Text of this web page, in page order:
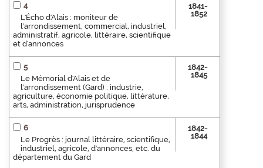
4
L'Écho d'Alais : moniteur de
l'arrondissement, commercial, industriel,
administratif, agricole, littéraire, scientifique
et d'annonces
1841-
1852
5
Le Mémorial d'Alais et de
l'arrondissement (Gard) : industrie,
agriculture, économie politique, littérature,
arts, administration, jurisprudence
1842-
1845
6
Le Progrès : journal littéraire, scientifique,
industriel, agricole, d'annonces, etc. du
département du Gard
1842-
1844